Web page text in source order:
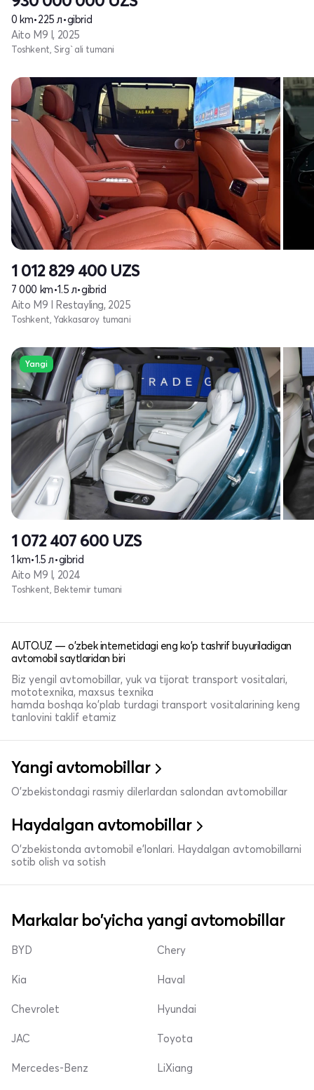
0 km•225 л•gibrid
Aito M9 I, 2025
Toshkent, Sirg`ali tumani
1 012 829 400 UZS
7 000 km•1.5 л•gibrid
Aito M9 I Restayling, 2025
Toshkent, Yakkasaroy tumani
Yangi
1 072 407 600 UZS
1 km•1.5 л•gibrid
Aito M9 I, 2024
Toshkent, Bektemir tumani
AUTO.UZ — o'zbek internetidagi eng ko'p tashrif buyuriladigan
avtomobil saytlaridan biri
Biz yengil avtomobillar, yuk va tijorat transport vositalari,
mototexnika, maxsus texnika
hamda boshqa ko'plab turdagi transport vositalarining keng
tanlovini taklif etamiz
Yangi avtomobillar
O'zbekistondagi rasmiy dilerlardan salondan avtomobillar
Haydalgan avtomobillar
O'zbekistonda avtomobil e’lonlari. Haydalgan avtomobillarni
sotib olish va sotish
Markalar bo'yicha yangi avtomobillar
BYD
Kia
Chevrolet
Chery
Haval
Hyundai
JAC
Mercedes-Benz
Toyota
LiXiang